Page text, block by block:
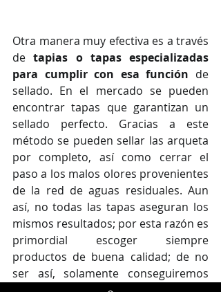
Otra manera muy efectiva es a través
de tapias o tapas especializadas
para cumplir con esa función de
sellado. En el mercado se pueden
encontrar tapas que garantizan un
sellado perfecto. Gracias a este
método se pueden sellar las arqueta
por completo, así como cerrar el
paso a los malos olores provenientes
de la red de aguas residuales. Aun
así, no todas las tapas aseguran los
mismos resultados; por esta razón es
primordial escoger siempre
productos de buena calidad; de no
ser así, solamente conseguiremos